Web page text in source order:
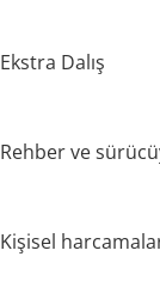
Ekstra Dalış
Rehber ve
Kişisel